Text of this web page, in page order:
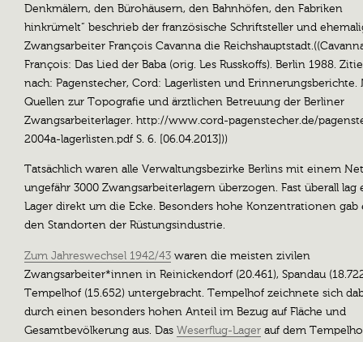
Denkmälern, den Bürohäusern, den Bahnhöfen, den Fabriken
hinkrümelt“ beschrieb der französische Schriftsteller und
Zwangsarbeiter François Cavanna die
François: Das Lied der Baba (orig. Les Russkoffs). Berlin 1988.
nach: Pagenstecher, Cord: Lagerlisten und Erinnerungsberichte.
Quellen zur Topografie und ärztlichen Betreuung der Berliner
Zwangsarbeiterlager. http://www.cord-pagenstecher.de/
2004a-lagerlisten.pdf S. 6. [06.04.2013]))
Tatsächlich waren alle Verwaltungsbezirke Berlins mit einem
ungefähr 3000 Zwangsarbeiterlagern überzogen. Fast überall lag
Lager direkt um die Ecke. Besonders hohe Konzentrationen gab
den Standorten der Rüstungsindustrie.
Zum Jahreswechsel 1942/43 waren die meisten zivilen
Zwangsarbeiter*innen in Reinickendorf (20.461), Spandau
Tempelhof (15.652) untergebracht. Tempelhof zeichnete sich
durch einen besonders hohen Anteil im Bezug auf Fläche und
Gesamtbevölkerung aus. Das Weserflug-Lager auf dem